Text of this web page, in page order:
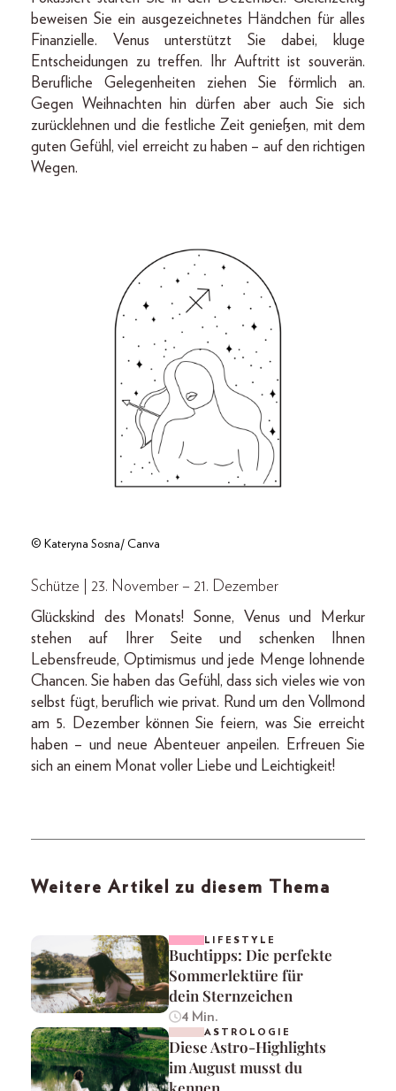
beweisen Sie ein ausgezeichnetes Händchen für alles
Finanzielle. Venus unterstützt Sie dabei, kluge
Entscheidungen zu treffen. Ihr Auftritt ist souverän.
Berufliche Gelegenheiten ziehen Sie förmlich an.
Gegen Weihnachten hin dürfen aber auch Sie sich
zurücklehnen und die festliche Zeit genießen, mit dem
guten Gefühl, viel erreicht zu haben – auf den richtigen
Wegen.
© Kateryna Sosna/ Canva
Schütze | 23. November – 21. Dezember
Glückskind des Monats! Sonne, Venus und Merkur
stehen auf Ihrer Seite und schenken Ihnen
Lebensfreude, Optimismus und jede Menge lohnende
Chancen. Sie haben das Gefühl, dass sich vieles wie von
selbst fügt, beruflich wie privat. Rund um den Vollmond
am 5. Dezember können Sie feiern, was Sie erreicht
haben – und neue Abenteuer anpeilen. Erfreuen Sie
sich an einem Monat voller Liebe und Leichtigkeit!
Weitere Artikel zu diesem Thema
LIFESTYLE
Buchtipps: Die perfekte
Sommerlektüre für
dein Sternzeichen
4 Min.
ASTROLOGIE
Diese Astro-Highlights
im August musst du